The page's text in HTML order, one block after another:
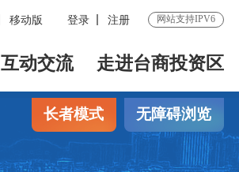
移动版 登录 注册 网站支持IPV6
互动交流 走进台商投资区
长者模式 无障碍浏览